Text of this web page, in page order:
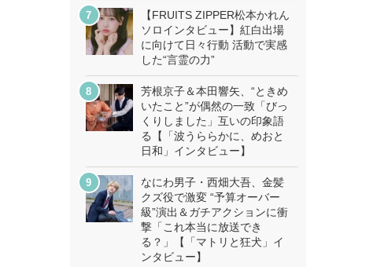
【FRUITS ZIPPER松本かれん
ソロインタビュー】紅白出場
に向けて日々行動 活動で実感
した“言霊の力”
芳根京子＆本田響矢、“ときめ
いたこと”が偶然の一致「びっ
くりしました」互いの印象語
る【「波うららかに、めおと
日和」インタビュー】
なにわ男子・西畑大吾、金髪
クズ役で激変 “予算オーバー
級”演出＆ガチアクションに衝
撃「これ本当に放送でき
る？」【「マトリと狂犬」イ
ンタビュー】